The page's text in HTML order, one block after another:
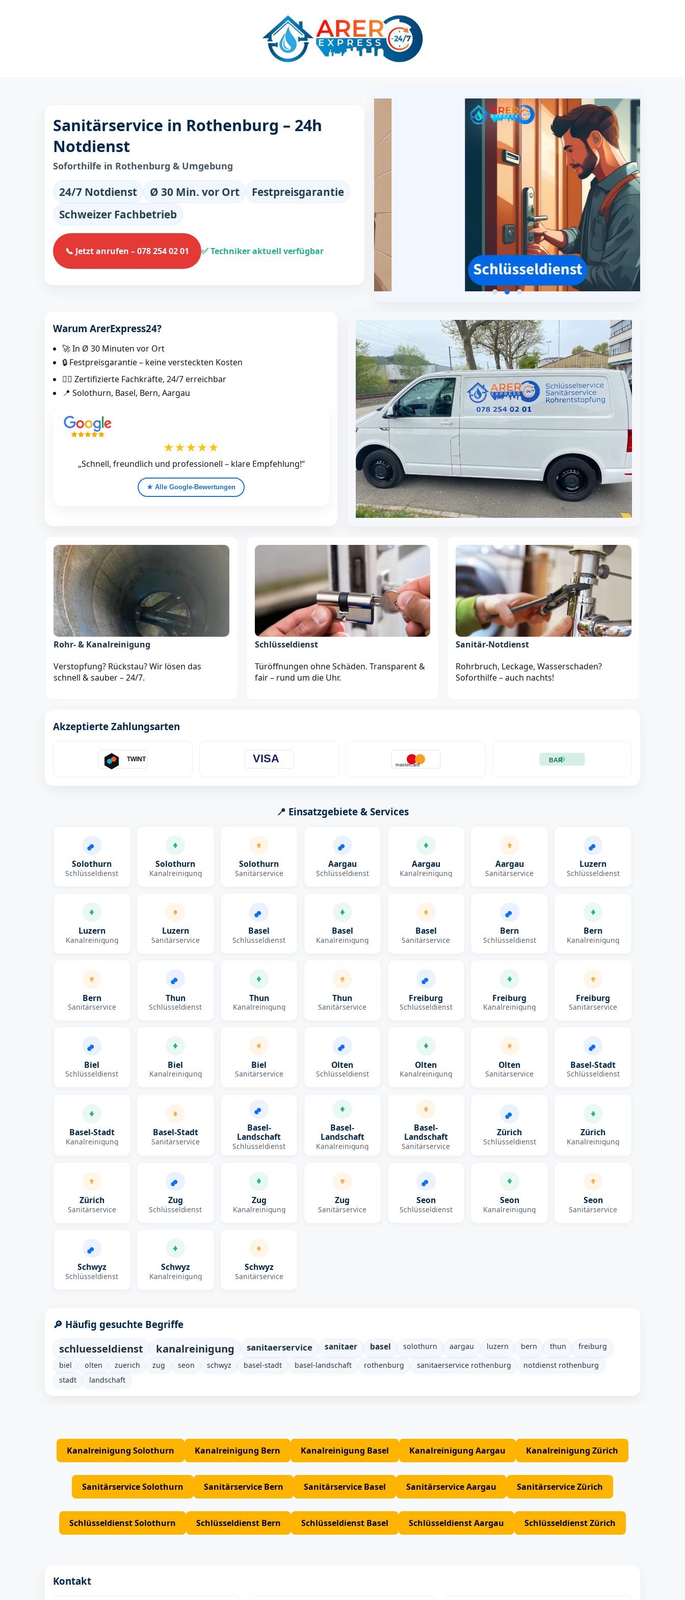
Sanitärservice in Rothenburg – 24h
Notdienst
Soforthilfe in Rothenburg & Umgebung
24/7 Notdienst Ø 30 Min. vor Ort
Festpreisgarantie
Schweizer Fachbetrieb
📞 Jetzt anrufen – 078 254 02 01 ✅ Techniker aktuell verfügbar
Warum ArerExpress24?
🚀 In Ø 30 Minuten vor Ort
🔒 Festpreisgarantie – keine versteckten Kosten
👷‍♂️ Zertifizierte Fachkräfte, 24/7 erreichbar
📍 Solothurn, Basel, Bern, Aargau
★★★★★
„Schnell, freundlich und professionell – klare Empfehlung!“
★ Alle Google‑Bewertungen
Rohr- & Kanalreinigung
Verstopfung? Rückstau? Wir lösen das
schnell & sauber – 24/7.
Schlüsseldienst
Türöffnungen ohne Schäden. Transparent &
fair – rund um die Uhr.
Sanitär‑Notdienst
Rohrbruch, Leckage, Wasserschaden?
Soforthilfe – auch nachts!
Akzeptierte Zahlungsarten
TWINT VISA mastercard
BAR
📍 Einsatzgebiete & Services
Solothurn
Schlüsseldienst
Solothurn
Kanalreinigung
Solothurn
Sanitärservice
Aargau
Schlüsseldienst
Aargau
Kanalreinigung
Aargau
Sanitärservice
Luzern
Schlüsseldienst
Luzern
Kanalreinigung
Luzern
Sanitärservice
Basel
Schlüsseldienst
Basel
Kanalreinigung
Basel
Sanitärservice
Bern
Schlüsseldienst
Bern
Kanalreinigung
Bern
Sanitärservice
Thun
Schlüsseldienst
Thun
Kanalreinigung
Thun
Sanitärservice
Freiburg
Schlüsseldienst
Freiburg
Kanalreinigung
Freiburg
Sanitärservice
Biel
Schlüsseldienst
Biel
Kanalreinigung
Biel
Sanitärservice
Olten
Schlüsseldienst
Olten
Kanalreinigung
Olten
Sanitärservice
Basel-Stadt
Schlüsseldienst
Basel-Stadt
Kanalreinigung
Basel-Stadt
Sanitärservice
Basel-
Landschaft
Schlüsseldienst
Basel-
Landschaft
Kanalreinigung
Basel-
Landschaft
Sanitärservice
Zürich
Schlüsseldienst
Zürich
Kanalreinigung
Zürich
Sanitärservice
Zug
Schlüsseldienst
Zug
Kanalreinigung
Zug
Sanitärservice
Seon
Schlüsseldienst
Seon
Kanalreinigung
Seon
Sanitärservice
Schwyz
Schlüsseldienst
Schwyz
Kanalreinigung
Schwyz
Sanitärservice
🔎 Häufig gesuchte Begriffe
schluesseldienst kanalreinigung sanitaerservice sanitaer basel solothurn aargau luzern bern thun
freiburg
biel
olten zuerich zug seon schwyz basel-stadt basel-landschaft rothenburg sanitaerservice rothenburg
notdienst rothenburg
stadt
landschaft
Kanalreinigung Solothurn Kanalreinigung Bern Kanalreinigung Basel Kanalreinigung Aargau Kanalreinigung Zürich
Sanitärservice Solothurn Sanitärservice Bern Sanitärservice Basel Sanitärservice Aargau Sanitärservice Zürich
Schlüsseldienst Solothurn Schlüsseldienst Bern Schlüsseldienst Basel Schlüsseldienst Aargau Schlüsseldienst Zürich
Kontakt